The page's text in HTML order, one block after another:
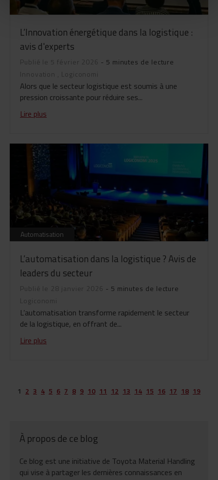
L’Innovation énergétique dans la logistique :
avis d'experts
Publié le 5 février 2026 - 5 minutes de lecture
Innovation , Logiconomi
Alors que le secteur logistique est soumis à une
pression croissante pour réduire ses...
Lire plus
Automatisation
L’automatisation dans la logistique ? Avis de
leaders du secteur
Publié le 28 janvier 2026 - 5 minutes de lecture
Logiconomi
L’automatisation transforme rapidement le secteur
de la logistique, en offrant de...
Lire plus
1 2 3 4 5 6 7 8 9 10 11 12 13 14 15 16 17 18 19
À propos de ce blog
Ce blog est une initiative de Toyota Material Handling
qui vise à partager les dernières connaissances en